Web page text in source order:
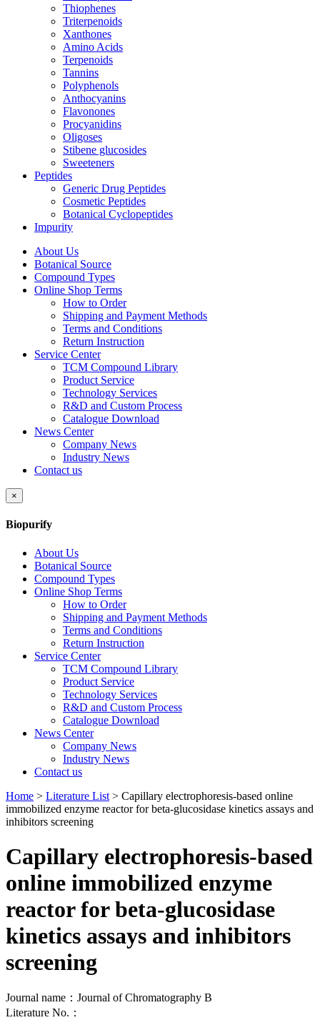
Thiophenes
Triterpenoids
Xanthones
Amino Acids
Terpenoids
Tannins
Polyphenols
Anthocyanins
Flavonones
Procyanidins
Oligoses
Stibene glucosides
Sweeteners
Peptides
Generic Drug Peptides
Cosmetic Peptides
Botanical Cyclopeptides
Impurity
About Us
Botanical Source
Compound Types
Online Shop Terms
How to Order
Shipping and Payment Methods
Terms and Conditions
Return Instruction
Service Center
TCM Compound Library
Product Service
Technology Services
R&D and Custom Process
Catalogue Download
News Center
Company News
Industry News
Contact us
×
Biopurify
About Us
Botanical Source
Compound Types
Online Shop Terms
How to Order
Shipping and Payment Methods
Terms and Conditions
Return Instruction
Service Center
TCM Compound Library
Product Service
Technology Services
R&D and Custom Process
Catalogue Download
News Center
Company News
Industry News
Contact us
Home > Literature List > Capillary electrophoresis-based online
immobilized enzyme reactor for beta-glucosidase kinetics assays and
inhibitors screening
Capillary electrophoresis-based
online immobilized enzyme
reactor for beta-glucosidase
kinetics assays and inhibitors
screening
Journal name：Journal of Chromatography B
Literature No.：